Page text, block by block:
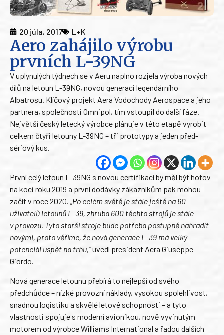
20 júla, 2017 L+K
Aero zahájilo výrobu
prvních L-39NG
V uplynulých týdnech se v Aeru naplno rozjela výroba nových
dílů na letoun L-39NG, novou generaci legendárního
Albatrosu. Klíčový projekt Aera Vodochody Aerospace a jeho
partnera, společnosti Omnipol, tím vstoupil do další fáze.
Největší český letecký výrobce plánuje v této etapě vyrobit
celkem čtyři letouny L-39NG – tři prototypy a jeden před-
sériový kus.
První celý letoun L-39NG s novou certifikací by měl být hotov
na koci roku 2019 a první dodávky zákazníkům pak mohou
začít v roce 2020. „Po celém světě je stále ještě na 60
uživatelů letounů L-39, zhruba 600 těchto strojů je stále
v provozu. Tyto starší stroje bude potřeba postupně nahradit
novými, proto věříme, že nová generace L-39 má velký
potenciál uspět na trhu,“uvedl president Aera Giuseppe
Giordo.
Nová generace letounu přebírá to nejlepší od svého
předchůdce – nízké provozní náklady, vysokou spolehlivost,
snadnou logistiku a skvělé letové schopnosti – a tyto
vlastnosti spojuje s moderní avionikou, nově vyvinutým
motorem od výrobce Williams International a řadou dalších